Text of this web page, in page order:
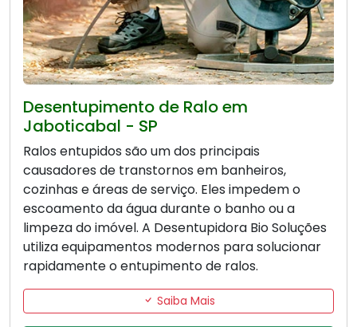
Desentupimento de Ralo em
Jaboticabal - SP
Ralos entupidos são um dos principais
causadores de transtornos em banheiros,
cozinhas e áreas de serviço. Eles impedem o
escoamento da água durante o banho ou a
limpeza do imóvel. A Desentupidora Bio Soluções
utiliza equipamentos modernos para solucionar
rapidamente o entupimento de ralos.
Saiba Mais